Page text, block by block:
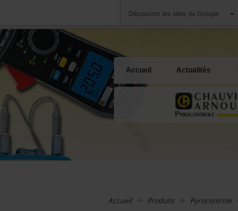
Découvrez les sites du Groupe
Accueil Actualités
Accueil Produits Pyrocontrole